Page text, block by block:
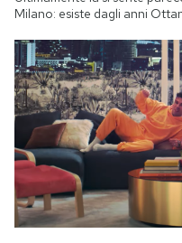
Milano: esiste dagli anni